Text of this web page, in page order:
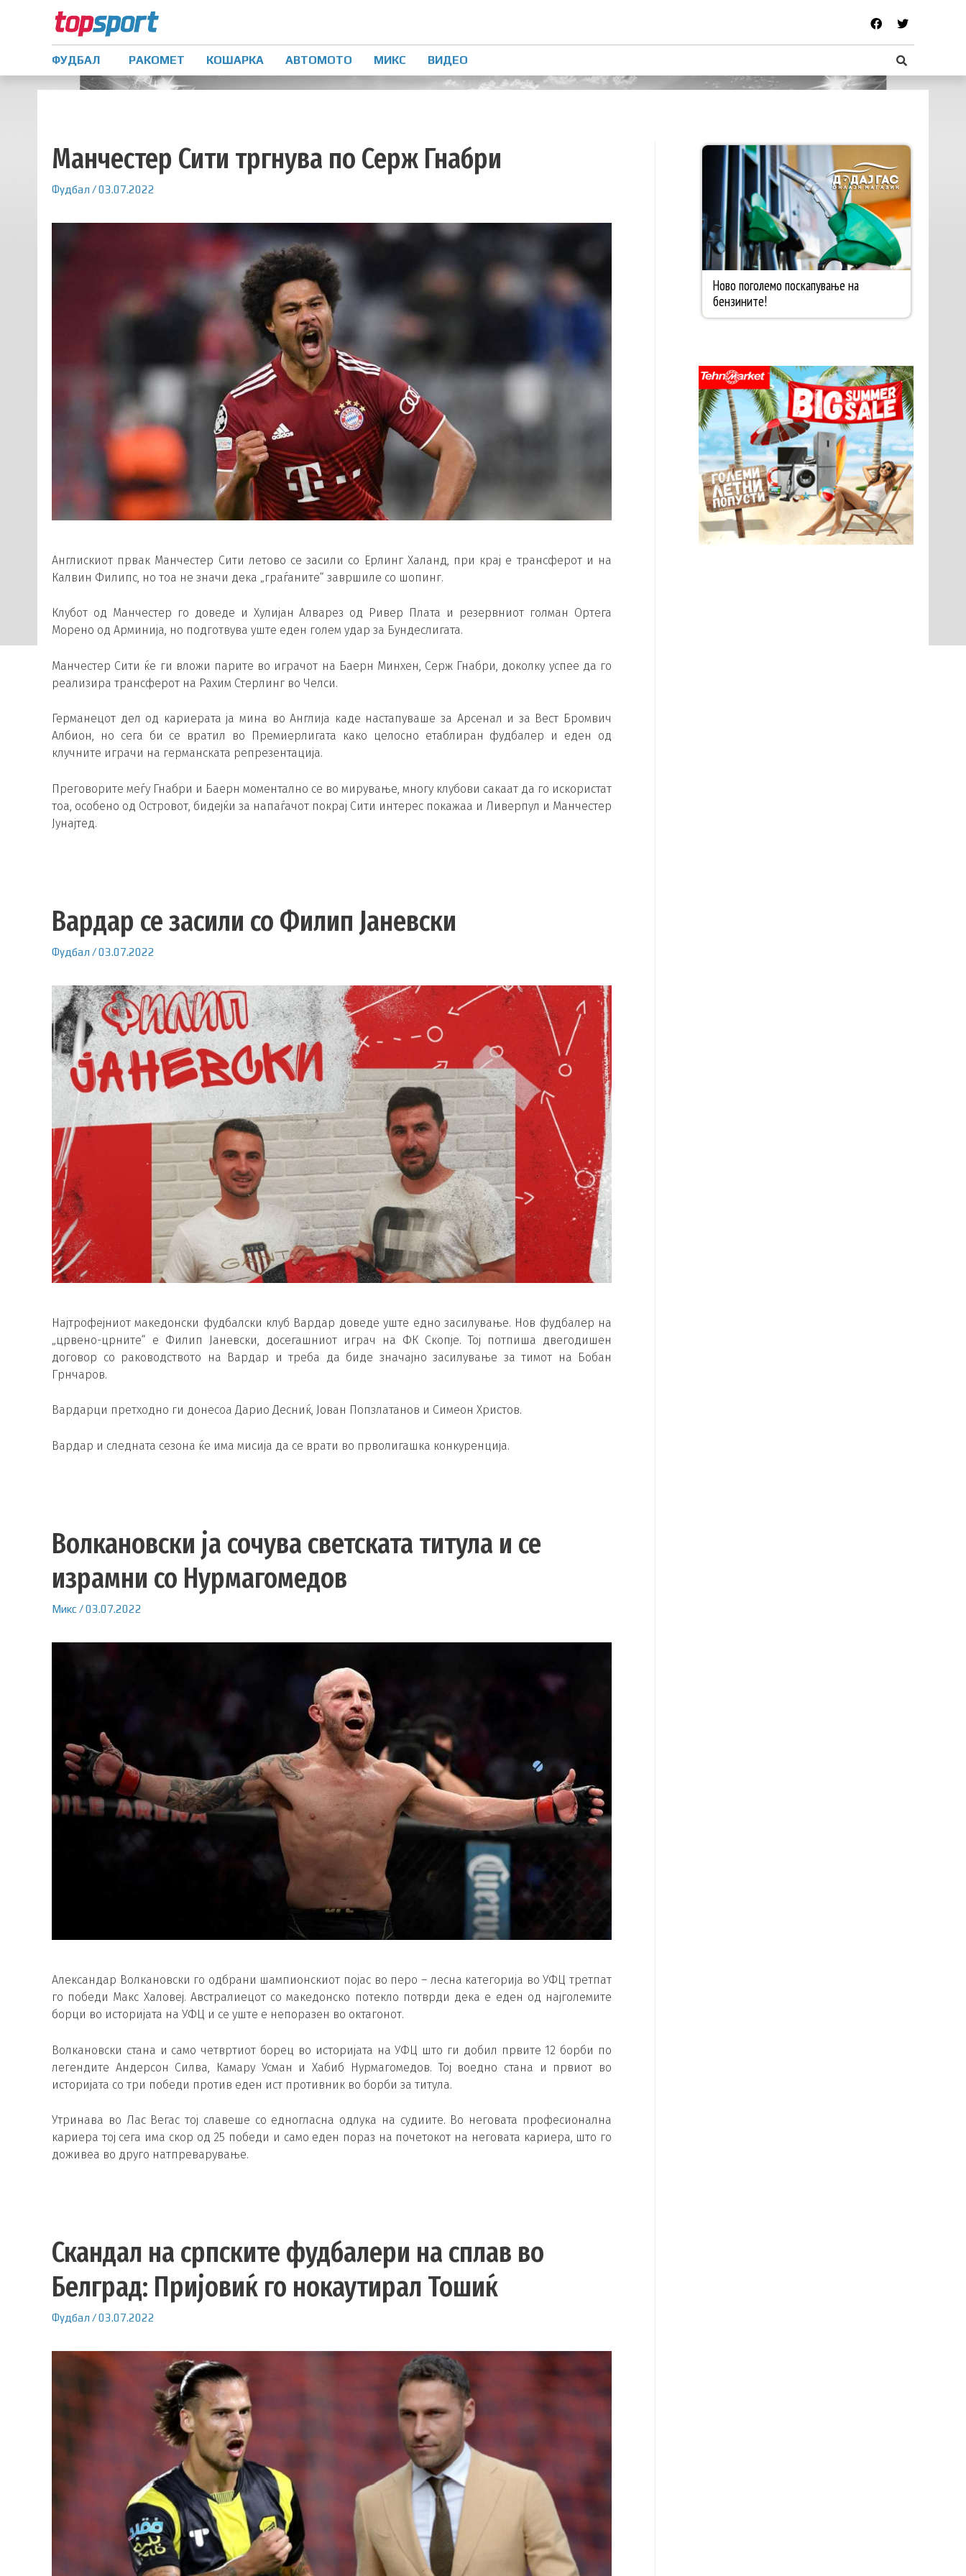
ФУДБАЛ РАКОМЕТ КОШАРКА АВТОМОТО МИКС ВИДЕО
Манчестер Сити тргнува по Серж Гнабри
Фудбал /03.07.2022
Англискиот првак Манчестер Сити летово се засили со Ерлинг Халанд, при крај е трансферот и на
Калвин Филипс, но тоа не значи дека „граѓаните“ завршиле со шопинг.
Клубот од Манчестер го доведе и Хулијан Алварез од Ривер Плата и резервниот голман Ортега
Морено од Арминија, но подготвува уште еден голем удар за Бундеслигата.
Манчестер Сити ќе ги вложи парите во играчот на Баерн Минхен, Серж Гнабри, доколку успее да го
реализира трансферот на Рахим Стерлинг во Челси.
Германецот дел од кариерата ја мина во Англија каде настапуваше за Арсенал и за Вест Бромвич
Албион, но сега би се вратил во Премиерлигата како целосно етаблиран фудбалер и еден од
клучните играчи на германската репрезентација.
Преговорите меѓу Гнабри и Баерн моментално се во мирување, многу клубови сакаат да го искористат
тоа, особено од Островот, бидејќи за напаѓачот покрај Сити интерес покажаа и Ливерпул и Манчестер
Јунајтед.
Вардар се засили со Филип Јаневски
Фудбал /03.07.2022
Најтрофејниот македонски фудбалски клуб Вардар доведе уште едно засилување. Нов фудбалер на
„црвено-црните“ е Филип Јаневски, досегашниот играч на ФК Скопје. Тој потпиша двегодишен
договор со раководството на Вардар и треба да биде значајно засилување за тимот на Бобан
Грнчаров.
Вардарци претходно ги донесоа Дарио Десниќ, Јован Попзлатанов и Симеон Христов.
Вардар и следната сезона ќе има мисија да се врати во прволигашка конкуренција.
Волкановски ја сочува светската титула и се
израмни со Нурмагомедов
Микс/03.07.2022
Александар Волкановски го одбрани шампионскиот појас во перо – лесна категорија во УФЦ третпат
го победи Макс Халовеј. Австралиецот со македонско потекло потврди дека е еден од најголемите
борци во историјата на УФЦ и се уште е непоразен во октагонот.
Волкановски стана и само четвртиот борец во историјата на УФЦ што ги добил првите 12 борби по
легендите Андерсон Силва, Камару Усман и Хабиб Нурмагомедов. Тој воедно стана и првиот во
историјата со три победи против еден ист противник во борби за титула.
Утринава во Лас Вегас тој славеше со едногласна одлука на судиите. Во неговата професионална
кариера тој сега има скор од 25 победи и само еден пораз на почетокот на неговата кариера, што го
доживеа во друго натпреварување.
Скандал на српските фудбалери на сплав во
Белград: Пријовиќ го нокаутирал Тошиќ
Фудбал /03.07.2022